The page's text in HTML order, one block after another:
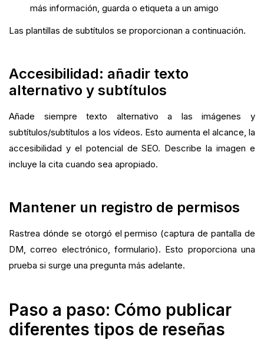
más información, guarda o etiqueta a un amigo
Las plantillas de subtítulos se proporcionan a continuación.
Accesibilidad: añadir texto
alternativo y subtítulos
Añade siempre texto alternativo a las imágenes y
subtítulos/subtítulos a los vídeos. Esto aumenta el alcance, la
accesibilidad y el potencial de SEO. Describe la imagen e
incluye la cita cuando sea apropiado.
Mantener un registro de permisos
Rastrea dónde se otorgó el permiso (captura de pantalla de
DM, correo electrónico, formulario). Esto proporciona una
prueba si surge una pregunta más adelante.
Paso a paso: Cómo publicar
diferentes tipos de reseñas